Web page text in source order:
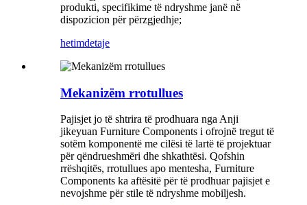
produkti, specifikime të ndryshme janë në
dispozicion për përzgjedhje;
hetimdetaje
Mekanizëm rrotullues
Pajisjet jo të shtrira të prodhuara nga Anji
jikeyuan Furniture Components i ofrojnë tregut të
sotëm komponentë me cilësi të lartë të projektuar
për qëndrueshmëri dhe shkathtësi. Qofshin
rrëshqitës, rrotullues apo mentesha, Furniture
Components ka aftësitë për të prodhuar pajisjet e
nevojshme për stile të ndryshme mobiljesh.